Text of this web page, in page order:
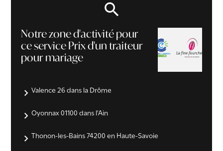
Notre zone d'activité pour
ce service Prix d'un traiteur
pour mariage
Valence 26 dans la Drôme
Oyonnax 01100 dans l'Ain
Thonon-les-Bains 74200 en Haute-Savoie